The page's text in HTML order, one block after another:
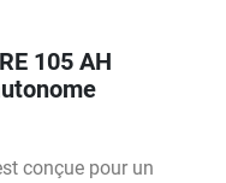
105 AH
conçue pour un